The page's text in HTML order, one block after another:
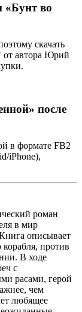
«Бунт во
скачать
автора Юрий
после
в формате FB2
iPhone),
роман
в мир
описывает
корабля, против
В ходе
с
расами, герой
чем
любящее